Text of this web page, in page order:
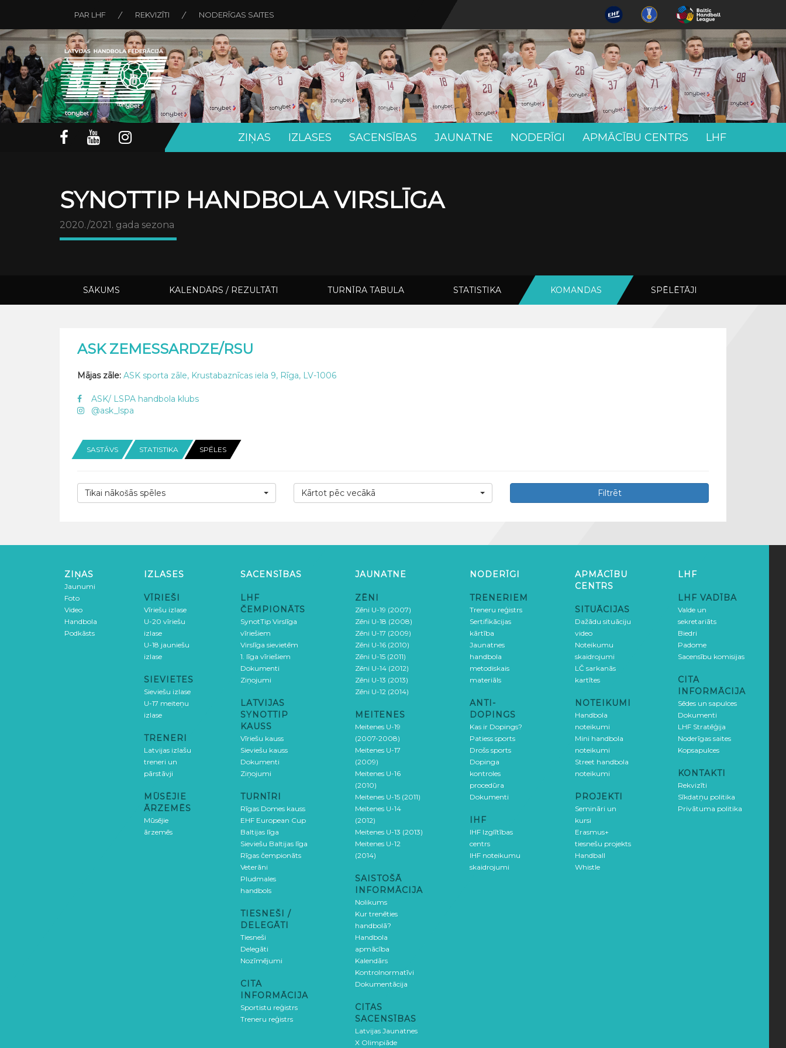
PAR LHF REKVIZĪTI NODERĪGAS SAITES
ZIŅAS IZLASES SACENSĪBAS JAUNATNE NODERĪGI APMĀCĪBU CENTRS LHF
SYNOTTIP HANDBOLA VIRSLĪGA
2020./2021. gada sezona
SĀKUMS KALENDĀRS / REZULTĀTI TURNĪRA TABULA STATISTIKA KOMANDAS SPĒLĒTĀJI
ASK ZEMESSARDZE/RSU
Mājas zāle: ASK sporta zāle, Krustabaznīcas iela 9, Rīga, LV-1006
ASK/ LSPA handbola klubs
@ask_lspa
SASTĀVS STATISTIKA SPĒLES
Tikai nākošās spēles Kārtot pēc vecākā Filtrēt
ZIŅAS
Jaunumi
Foto
Video
Handbola
Podkāsts
IZLASES
VĪRIEŠI
Vīriešu izlase
U-20 vīriešu
izlase
U-18 jauniešu
izlase
SIEVIETES
Sieviešu izlase
U-17 meiteņu
izlase
TRENERI
Latvijas izlašu
treneri un
pārstāvji
MŪSĒJIE
ĀRZEMĒS
Mūsējie
ārzemēs
SACENSĪBAS
LHF
ČEMPIONĀTS
SynotTip Virslīga
vīriešiem
Virslīga sievietēm
1. līga vīriešiem
Dokumenti
Ziņojumi
LATVIJAS
SYNOTTIP
KAUSS
Vīriešu kauss
Sieviešu kauss
Dokumenti
Ziņojumi
TURNĪRI
Rīgas Domes kauss
EHF European Cup
Baltijas līga
Sieviešu Baltijas līga
Rīgas čempionāts
Veterāni
Pludmales
handbols
TIESNEŠI /
DELEGĀTI
Tiesneši
Delegāti
Nozīmējumi
CITA
INFORMĀCIJA
Sportistu reģistrs
Treneru reģistrs
JAUNATNE
ZĒNI
Zēni U-19 (2007)
Zēni U-18 (2008)
Zēni U-17 (2009)
Zēni U-16 (2010)
Zēni U-15 (2011)
Zēni U-14 (2012)
Zēni U-13 (2013)
Zēni U-12 (2014)
MEITENES
Meitenes U-19
(2007-2008)
Meitenes U-17
(2009)
Meitenes U-16
(2010)
Meitenes U-15 (2011)
Meitenes U-14
(2012)
Meitenes U-13 (2013)
Meitenes U-12
(2014)
SAISTOŠĀ
INFORMĀCIJA
Nolikums
Kur trenēties
handbolā?
Handbola
apmācība
Kalendārs
Kontrolnormatīvi
Dokumentācija
CITAS
SACENSĪBAS
Latvijas Jaunatnes
X Olimpiāde
NODERĪGI
TRENERIEM
Treneru reģistrs
Sertifikācijas
kārtība
Jaunatnes
handbola
metodiskais
materiāls
ANTI-
DOPINGS
Kas ir Dopings?
Patiess sports
Drošs sports
Dopinga
kontroles
procedūra
Dokumenti
IHF
IHF Izglītības
centrs
IHF noteikumu
skaidrojumi
APMĀCĪBU
CENTRS
SITUĀCIJAS
Dažādu situāciju
video
Noteikumu
skaidrojumi
LČ sarkanās
kartītes
NOTEIKUMI
Handbola
noteikumi
Mini handbola
noteikumi
Street handbola
noteikumi
PROJEKTI
Semināri un
kursi
Erasmus+
tiesnešu projekts
Handball
Whistle
LHF
LHF VADĪBA
Valde un
sekretariāts
Biedri
Padome
Sacensību komisijas
CITA
INFORMĀCIJA
Sēdes un sapulces
Dokumenti
LHF Stratēģija
Noderīgas saites
Kopsapulces
KONTAKTI
Rekvizīti
Sīkdatņu politika
Privātuma politika